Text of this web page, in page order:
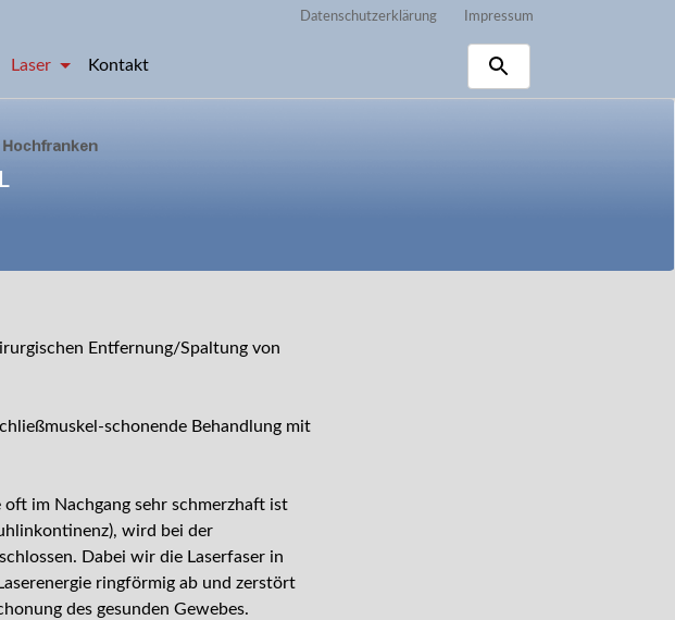
Datenschutzerklärung Impressum
Laser Kontakt
Entfernung/Spaltung von
schonende Behandlung mit
im Nachgang sehr schmerzhaft ist
wird bei der
Dabei wir die Laserfaser in
ringförmig ab und zerstört
des gesunden Gewebes.